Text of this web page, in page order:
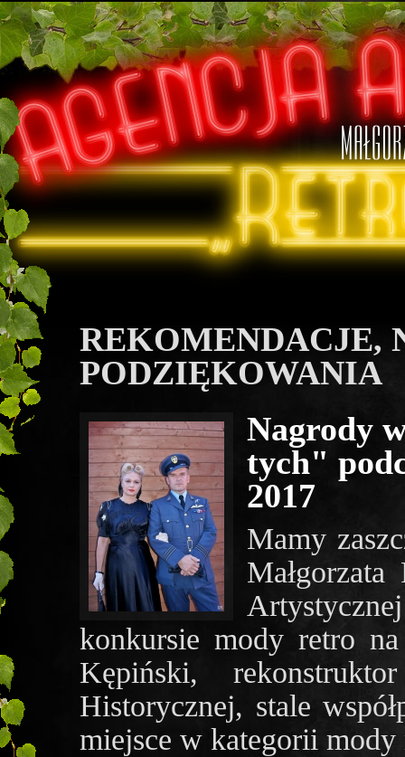
REKOMENDACJE,
PODZIĘKOWANIA
Nagrody
tych"
2017
Mamy
konkursie mody retro
Kępiński,
Historycznej, stale
miejsce w kategorii mody